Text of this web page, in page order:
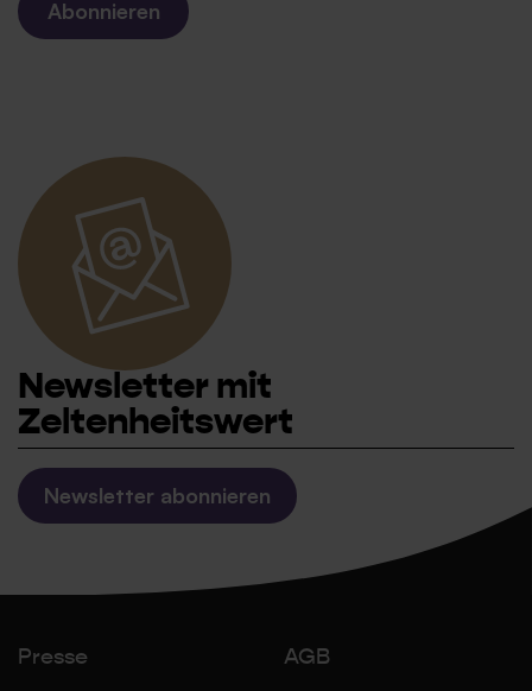
Abonnieren
Newsletter mit
Zeltenheitswert
Newsletter abonnieren
Presse AGB